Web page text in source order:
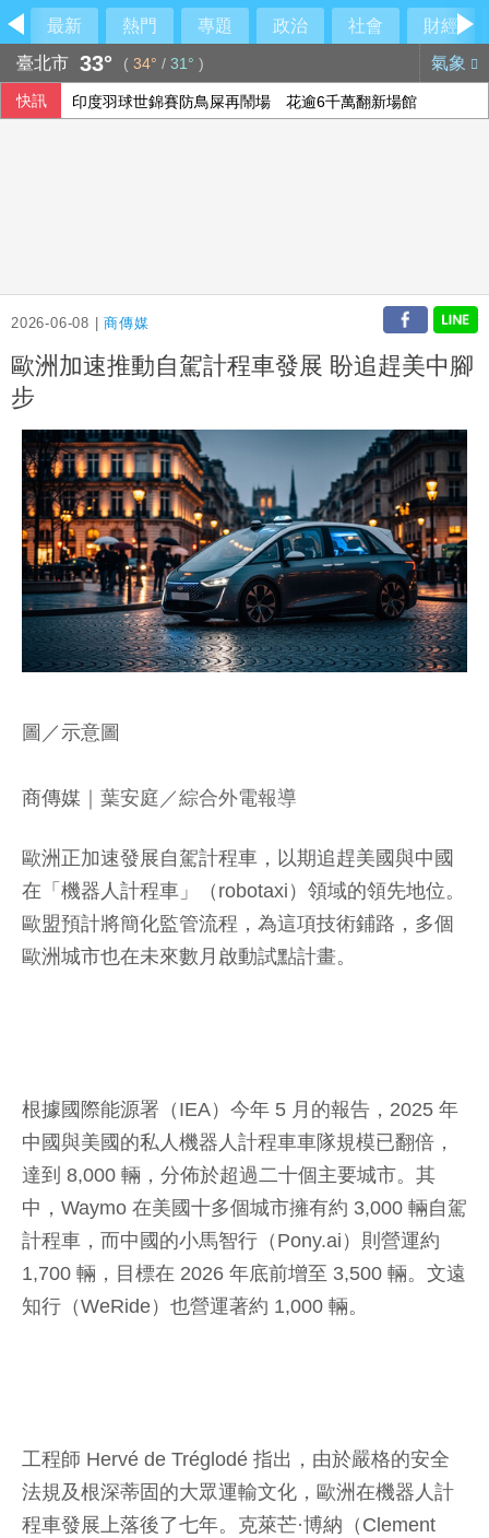
最新 熱門 專題 政治 社會
財經
臺北市 33° ( 34° / 31° ) 氣象
快訊 印度羽球世錦賽防鳥屎再鬧場 花逾6千萬翻新場館
2026-06-08 |商傳媒
歐洲加速推動自駕計程車發展 盼追趕美中腳
步
圖／示意圖
商傳媒 ｜葉安庭／綜合外電報導
歐洲正加速發展自駕計程車，以期追趕美國與中國
在「機器人計程車」（robotaxi）領域的領先地位。
歐盟預計將簡化監管流程，為這項技術鋪路，多個
歐洲城市也在未來數月啟動試點計畫。
根據國際能源署（IEA）今年 5 月的報告，2025 年
中國與美國的私人機器人計程車車隊規模已翻倍，
達到 8,000 輛，分佈於超過二十個主要城市。其
中，Waymo 在美國十多個城市擁有約 3,000 輛自駕
計程車，而中國的小馬智行（Pony.ai）則營運約
1,700 輛，目標在 2026 年底前增至 3,500 輛。文遠
知行（WeRide）也營運著約 1,000 輛。
工程師 Hervé de Tréglodé 指出，由於嚴格的安全
法規及根深蒂固的大眾運輸文化，歐洲在機器人計
程車發展上落後了七年。克萊芒·博納（Clement